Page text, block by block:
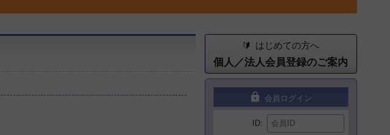
はじめての方へ
個人／法人会員登録のご案内
lock 会員ログイン
ID